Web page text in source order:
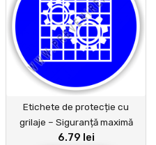
Etichete de protecție cu
grilaje – Siguranță maximă
pentru echipamente și spații
6.79 lei